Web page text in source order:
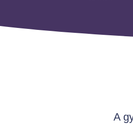
A